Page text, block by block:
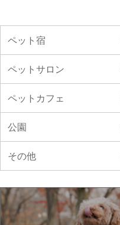
ペット宿
ペットサロン
ペットカフェ
公園
その他